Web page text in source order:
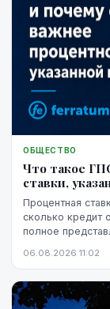
ОБЩЕСТВО
Что такое
ставки,
Процентная
сколько кредит
полное
06.08.2026 11:02